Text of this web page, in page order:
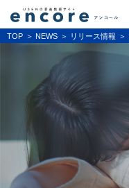
TOP NEWS リリース情報